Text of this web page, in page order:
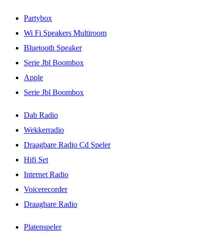
Partybox
Wi Fi Speakers Multiroom
Bluetooth Speaker
Serie Jbl Boombox
Apple
Serie Jbl Boombox
Dab Radio
Wekkerradio
Draagbare Radio Cd Speler
Hifi Set
Internet Radio
Voicerecorder
Draagbare Radio
Platenspeler